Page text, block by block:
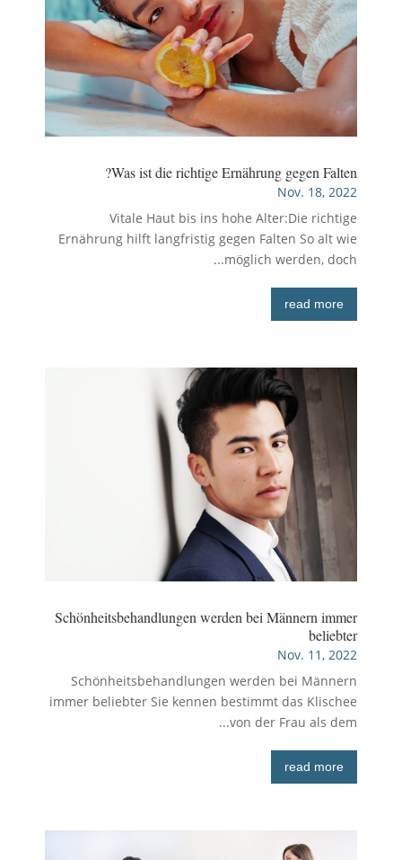
Was ist die richtige Ernährung gegen Falten?
Nov. 18, 2022
Vitale Haut bis ins hohe Alter:Die richtige
Ernährung hilft langfristig gegen Falten So alt wie
möglich werden, doch...
read more
Schönheitsbehandlungen werden bei Männern immer
beliebter
Nov. 11, 2022
Schönheitsbehandlungen werden bei Männern
immer beliebter Sie kennen bestimmt das Klischee
von der Frau als dem...
read more